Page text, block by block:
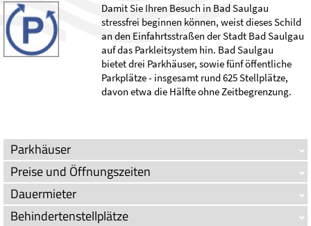
Damit Sie Ihren Besuch in Bad Saulgau
stressfrei beginnen können, weist dieses Schild
an den Einfahrtsstraßen der Stadt Bad Saulgau
auf das Parkleitsystem hin. Bad Saulgau
bietet drei Parkhäuser, sowie fünf öffentliche
Parkplätze - insgesamt rund 625 Stellplätze,
davon etwa die Hälfte ohne Zeitbegrenzung.
Parkhäuser
Preise und Öffnungszeiten
Dauermieter
Behindertenstellplätze